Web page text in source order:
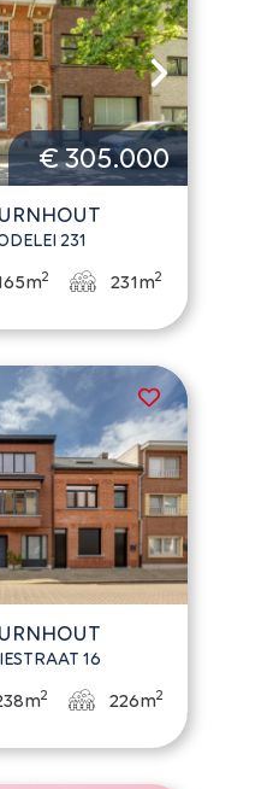
€ 305.000
231
2 231m2
16
2 226m2